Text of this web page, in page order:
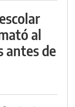
al
antes de